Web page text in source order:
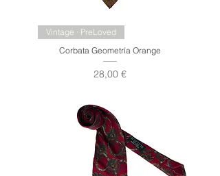
Vintage · PreLoved
Corbata Geometría Orange
Precio
28,00 €